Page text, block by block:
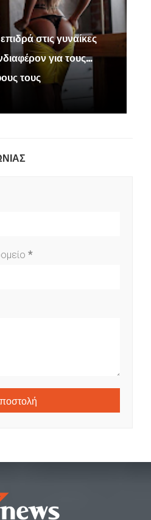
στις γυναίκες
για τους…
τους
*